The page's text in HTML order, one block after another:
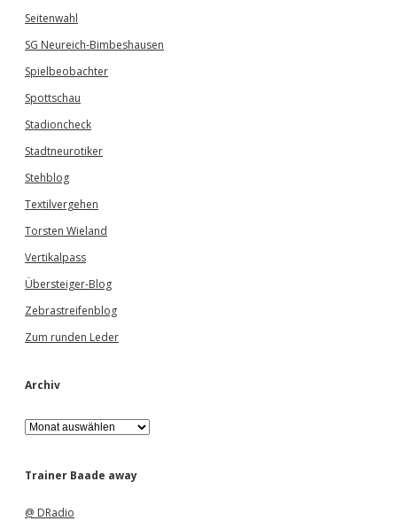
Seitenwahl
SG Neureich-Bimbeshausen
Spielbeobachter
Spottschau
Stadioncheck
Stadtneurotiker
Stehblog
Textilvergehen
Torsten Wieland
Vertikalpass
Übersteiger-Blog
Zebrastreifenblog
Zum runden Leder
Archiv
A
r
h
Trainer Baade away
@ DRadio